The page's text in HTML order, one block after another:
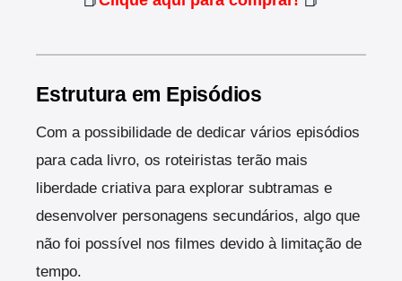
Estrutura em Episódios
Com a possibilidade de dedicar vários episódios
para cada livro, os roteiristas terão mais
liberdade criativa para explorar subtramas e
desenvolver personagens secundários, algo que
não foi possível nos filmes devido à limitação de
tempo.